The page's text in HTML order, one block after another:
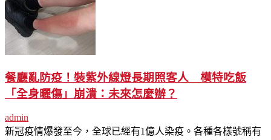
餐廳亂防疫！裝紫外線燈長期照客人 模特吃飯
「全身曬傷」崩潰：未來怎麼辦？
admin
新冠疫情爆發至今，全球已經有1億人染疫。各種各樣號稱有